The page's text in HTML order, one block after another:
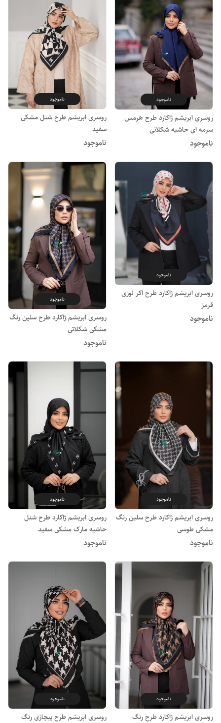
ناموجود
روسری ابریشم ژاکارد طرح هرمس
سرمه ای حاشیه شکلاتی
ناموجود
ناموجود
روسری ابریشم طرح شنل مشکی
سفید
ناموجود
ناموجود
روسری ابریشم ژاکارد طرح اکر لوزی
قرمز
ناموجود
ناموجود
روسری ابریشم ژاکارد طرح سلین رنگ
مشکی شکلاتی
ناموجود
ناموجود
روسری ابریشم ژاکارد طرح سلین رنگ
مشکی طوسی
ناموجود
ناموجود
روسری ابریشم ژاکارد طرح شنل
حاشیه مارک مشکی سفید
ناموجود
ناموجود
روسری ابریشم ژاکارد طرح رنگ
ناموجود
روسری ابریشم طرح پیچازی رنگ